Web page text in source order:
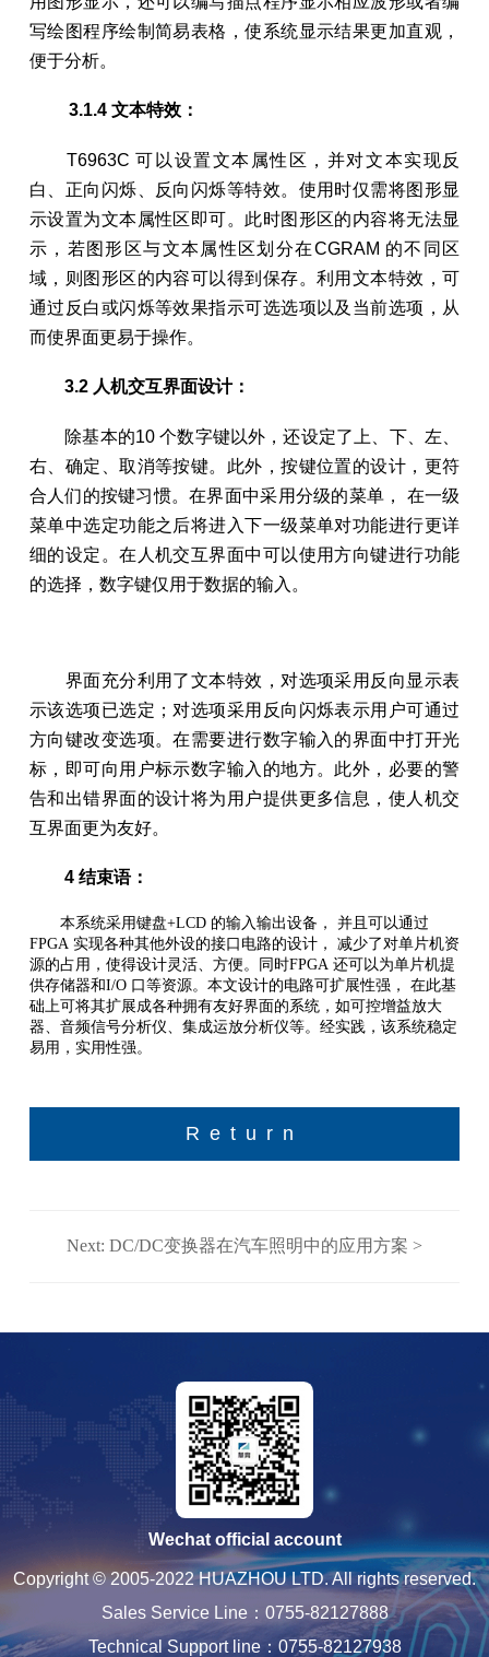
写绘图程序绘制简易表格，使系统显示结果更加直观，
便于分析。
3.1.4 文本特效：
T6963C 可以设置文本属性区，并对文本实现反
白、正向闪烁、反向闪烁等特效。使用时仅需将图形显
示设置为文本属性区即可。此时图形区的内容将无法显
示，若图形区与文本属性区划分在CGRAM 的不同区
域，则图形区的内容可以得到保存。利用文本特效，可
通过反白或闪烁等效果指示可选选项以及当前选项，从
而使界面更易于操作。
3.2 人机交互界面设计：
除基本的10 个数字键以外，还设定了上、下、左、
右、确定、取消等按键。此外，按键位置的设计，更符
合人们的按键习惯。在界面中采用分级的菜单， 在一级
菜单中选定功能之后将进入下一级菜单对功能进行更详
细的设定。在人机交互界面中可以使用方向键进行功能
的选择，数字键仅用于数据的输入。
界面充分利用了文本特效，对选项采用反向显示表
示该选项已选定；对选项采用反向闪烁表示用户可通过
方向键改变选项。在需要进行数字输入的界面中打开光
标，即可向用户标示数字输入的地方。此外，必要的警
告和出错界面的设计将为用户提供更多信息，使人机交
互界面更为友好。
4 结束语：
本系统采用键盘+LCD 的输入输出设备， 并且可以通过
FPGA 实现各种其他外设的接口电路的设计， 减少了对单片机资
源的占用，使得设计灵活、方便。同时FPGA 还可以为单片机提
供存储器和I/O 口等资源。本文设计的电路可扩展性强， 在此基
础上可将其扩展成各种拥有友好界面的系统，如可控增益放大
器、音频信号分析仪、集成运放分析仪等。经实践，该系统稳定
易用，实用性强。
Return
Next: DC/DC变换器在汽车照明中的应用方案 >
Wechat official account
Copyright © 2005-2022 HUAZHOU LTD. All rights reserved.
Sales Service Line：0755-82127888
Technical Support line：0755-82127938